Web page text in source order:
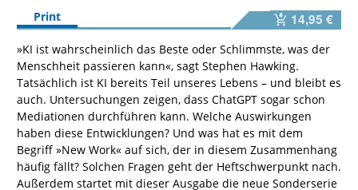
Print
14,95 €
»KI ist wahrscheinlich das Beste oder Schlimmste, was der
Menschheit passieren kann«, sagt Stephen Hawking.
Tatsächlich ist KI bereits Teil unseres Lebens – und bleibt es
auch. Untersuchungen zeigen, dass ChatGPT sogar schon
Mediationen durchführen kann. Welche Auswirkungen
haben diese Entwicklungen? Und was hat es mit dem
Begriff »New Work« auf sich, der in diesem Zusammenhang
häufig fällt? Solchen Fragen geht der Heftschwerpunkt nach.
Außerdem startet mit dieser Ausgabe die neue Sonderserie